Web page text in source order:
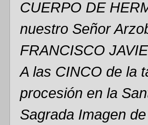
CUERPO DE
nuestro Señor
FRANCISCO
A las CINCO de la
procesión en la
Sagrada Imagen